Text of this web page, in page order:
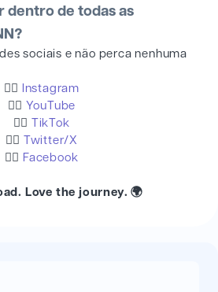
dentro de todas as
sociais e não perca nenhuma
👉🏻
Instagram
👉🏻 YouTube
👉🏻
TikTok
👉🏻
Twitter/X
👉🏻 Facebook
Love the journey. 🌍